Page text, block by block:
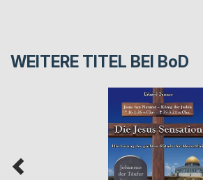
WEITERE TITEL BEI BoD